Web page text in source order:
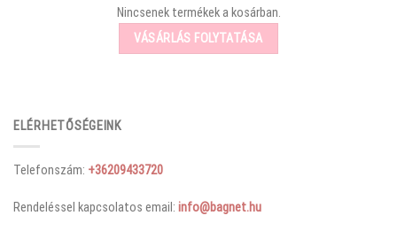
Nincsenek termékek a kosárban.
VÁSÁRLÁS FOLYTATÁSA
ELÉRHETŐSÉGEINK
Telefonszám: +36209433720
Rendeléssel kapcsolatos email: info@bagnet.hu